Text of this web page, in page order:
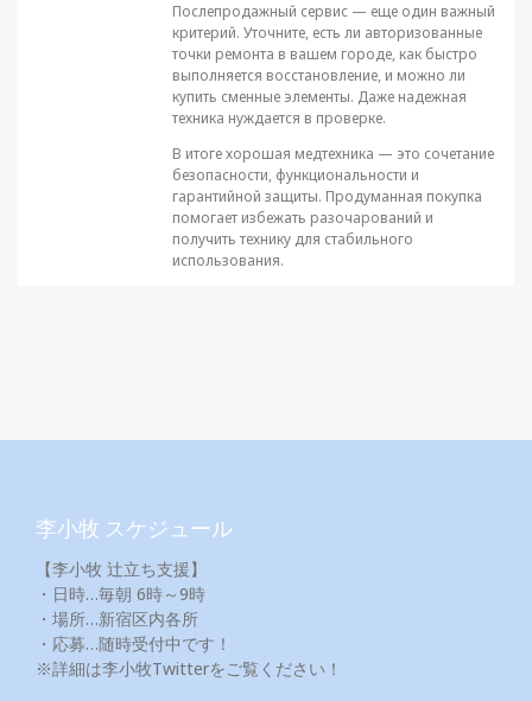
Послепродажный сервис — еще один важный
критерий. Уточните, есть ли авторизованные
точки ремонта в вашем городе, как быстро
выполняется восстановление, и можно ли
купить сменные элементы. Даже надежная
техника нуждается в проверке.
В итоге хорошая медтехника — это сочетание
безопасности, функциональности и
гарантийной защиты. Продуманная покупка
помогает избежать разочарований и
получить технику для стабильного
использования.
李小牧 スケジュール
【李小牧 辻立ち支援】
・日時…毎朝 6時～9時
・場所…新宿区内各所
・応募…随時受付中です！
※詳細は李小牧Twitterをご覧ください！